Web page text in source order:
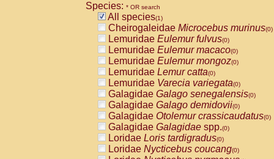
Species: * OR search
All species(1)
Cheirogaleidae Microcebus murinus(0)
Lemuridae Eulemur fulvus(0)
Lemuridae Eulemur macaco(0)
Lemuridae Eulemur mongoz(0)
Lemuridae Lemur catta(0)
Lemuridae Varecia variegata(0)
Galagidae Galago senegalensis(0)
Galagidae Galago demidovii(0)
Galagidae Otolemur crassicaudatus(0)
Galagidae Galagidae spp.(0)
Loridae Loris tardigradus(0)
Loridae Nycticebus coucang(0)